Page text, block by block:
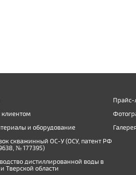
клиентом
и оборудование
Прайс-
скважинный ОС-У (ОСУ, патент РФ
№ 177395)
дистиллированной воды в
Тверской области